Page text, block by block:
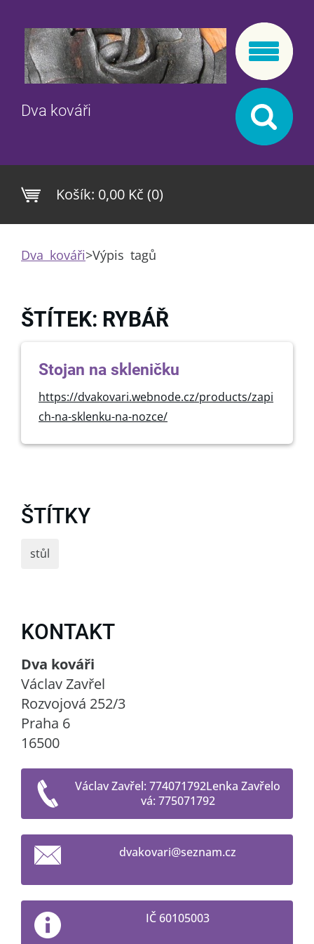
Dva kováři
Košík: 0,00 Kč (0)
Dva kováři>Výpis tagů
ŠTÍTEK: RYBÁŘ
Stojan na skleničku
https://dvakovari.webnode.cz/products/zapi
ch-na-sklenku-na-nozce/
ŠTÍTKY
stůl
KONTAKT
Dva kováři
Václav Zavřel
Rozvojová 252/3
Praha 6
16500
Václav Zavřel: 774071792Lenka Zavřelo
vá: 775071792
dvakovari@seznam.cz
IČ 60105003